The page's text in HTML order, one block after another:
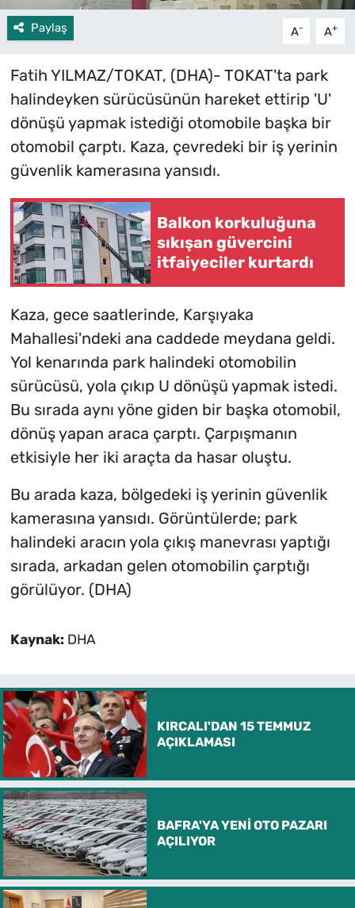
Paylaş A- A+
Fatih YILMAZ/TOKAT, (DHA)- TOKAT'ta park
halindeyken sürücüsünün hareket ettirip 'U'
dönüşü yapmak istediği otomobile başka bir
otomobil çarptı. Kaza, çevredeki bir iş yerinin
güvenlik kamerasına yansıdı.
Balkon korkuluğuna
sıkışan güvercini
itfaiyeciler kurtardı
Kaza, gece saatlerinde, Karşıyaka
Mahallesi'ndeki ana caddede meydana geldi.
Yol kenarında park halindeki otomobilin
sürücüsü, yola çıkıp U dönüşü yapmak istedi.
Bu sırada aynı yöne giden bir başka otomobil,
dönüş yapan araca çarptı. Çarpışmanın
etkisiyle her iki araçta da hasar oluştu.
Bu arada kaza, bölgedeki iş yerinin güvenlik
kamerasına yansıdı. Görüntülerde; park
halindeki aracın yola çıkış manevrası yaptığı
sırada, arkadan gelen otomobilin çarptığı
görülüyor. (DHA)
Kaynak: DHA
KIRCALI'DAN 15 TEMMUZ
AÇIKLAMASI
BAFRA'YA YENİ OTO PAZARI
AÇILIYOR